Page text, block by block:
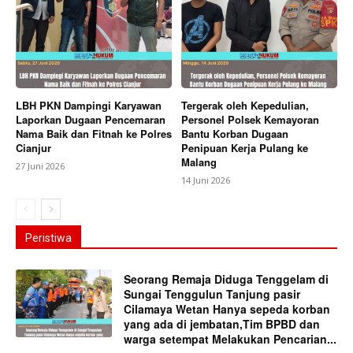
LBH PKN Dampingi Karyawan
Laporkan Dugaan Pencemaran
Nama Baik dan Fitnah ke Polres
Cianjur
27 Juni 2026
Tergerak oleh Kepedulian,
Personel Polsek Kemayoran
Bantu Korban Dugaan
Penipuan Kerja Pulang ke
Malang
14 Juni 2026
Peristiwa
Seorang Remaja Diduga Tenggelam di
Sungai Tenggulun Tanjung pasir
Cilamaya Wetan Hanya sepeda korban
yang ada di jembatan,Tim BPBD dan
warga setempat Melakukan Pencarian...